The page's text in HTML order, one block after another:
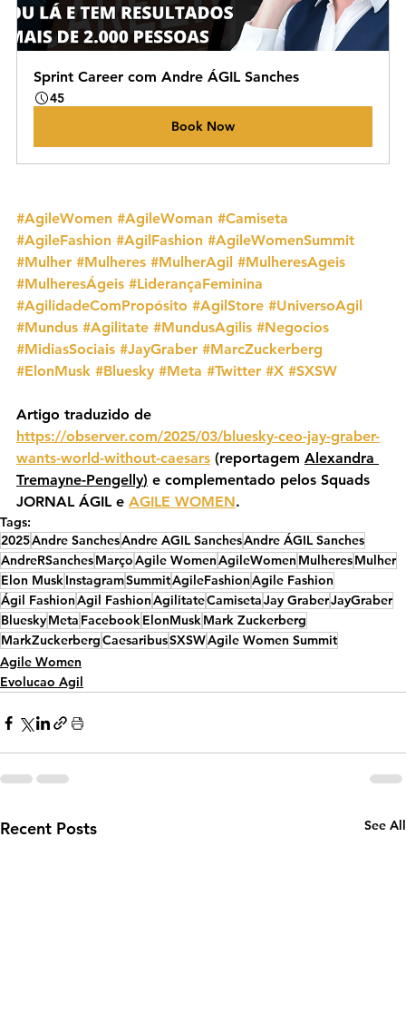
Sprint Career com Andre ÁGIL Sanches
45
Book Now
#AgileWomen #AgileWoman #Camiseta
#AgileFashion #AgilFashion #AgileWomenSummit
#Mulher #Mulheres #MulherAgil #MulheresAgeis
#MulheresÁgeis #LiderançaFeminina
#AgilidadeComPropósito #AgilStore #UniversoAgil
#Mundus #Agilitate #MundusAgilis #Negocios
#MidiasSociais #JayGraber #MarcZuckerberg
#ElonMusk #Bluesky #Meta #Twitter #X #SXSW
Artigo traduzido de
https://observer.com/2025/03/bluesky-ceo-jay-graber-
wants-world-without-caesars (reportagem Alexandra
Tremayne-Pengelly) e complementado pelos Squads
JORNAL ÁGIL e AGILE WOMEN.
Tags:
2025Andre SanchesAndre AGIL SanchesAndre ÁGIL Sanches
AndreRSanchesMarçoAgile WomenAgileWomen MulheresMulher
Elon MuskInstagramSummitAgileFashionAgile Fashion
Ágil FashionAgil FashionAgilitateCamisetaJay GraberJayGraber
BlueskyMeta FacebookElonMuskMark Zuckerberg
MarkZuckerbergCaesaribusSXSWAgile Women Summit
Agile Women
Evolucao Agil
Recent Posts See All